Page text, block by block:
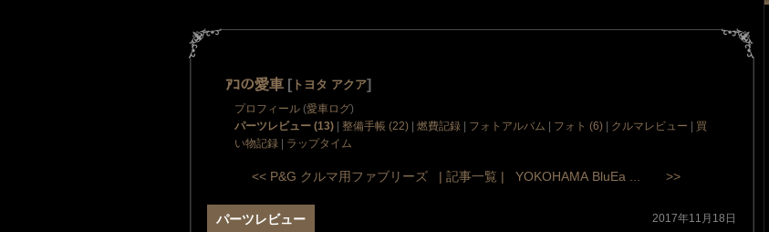
ｱｺの愛車 [ トヨタ アクア]
プロフィール (愛車ログ)
パーツレビュー (13)
整備手帳 (22) 燃費記録 フォトアルバム フォト (6) クルマレビュー
買
い物記録
ラップタイム
<< P&G クルマ用ファブリーズ | 記事一覧 | YOKOHAMA BluEa ... >>
パーツレビュー 2017年11月18日